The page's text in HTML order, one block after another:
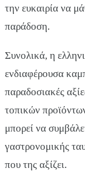
την ευκαιρία να
παράδοση.
Συνολικά, η
ενδιαφέρουσα
παραδοσιακές
τοπικών
μπορεί να
γαστρονομικής
που της αξίζει.